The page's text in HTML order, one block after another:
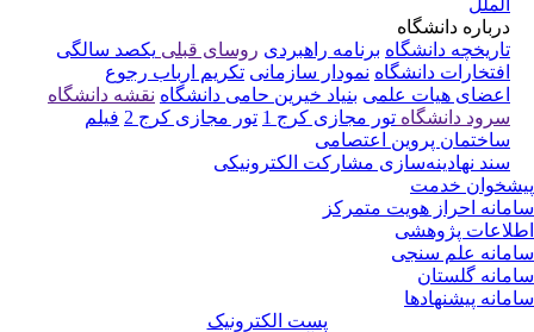
الملل
درباره دانشگاه
تاریخچه دانشگاه برنامه راهبردی روسای قبلی یکصد سالگی
افتخارات دانشگاه نمودار سازمانی تکریم ارباب رجوع
اعضای هیات علمی بنیاد خیرین حامی دانشگاه نقشه دانشگاه
سرود دانشگاه تور مجازی کرج 1 تور مجازی کرج 2
فیلم
ساختمان پروین اعتصامی
سند نهادینه‌سازی مشارکت الکترونیکی
پیشخوان خدمت
سامانه احراز هویت متمرکز
اطلاعات پژوهشی
سامانه علم سنجی
سامانه گلستان
سامانه پیشنهادها
پست الکترونیک